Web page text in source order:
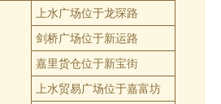
上水广场位于龙琛路
剑桥广场位于新运路
嘉里货仓位于新宝街
上水贸易广场位于嘉富坊